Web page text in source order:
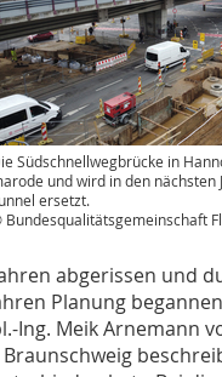
Südschnellwegbrücke in
und wird in den nächsten
ersetzt.
abgerissen und
Planung
Ing. Meik Arnemann